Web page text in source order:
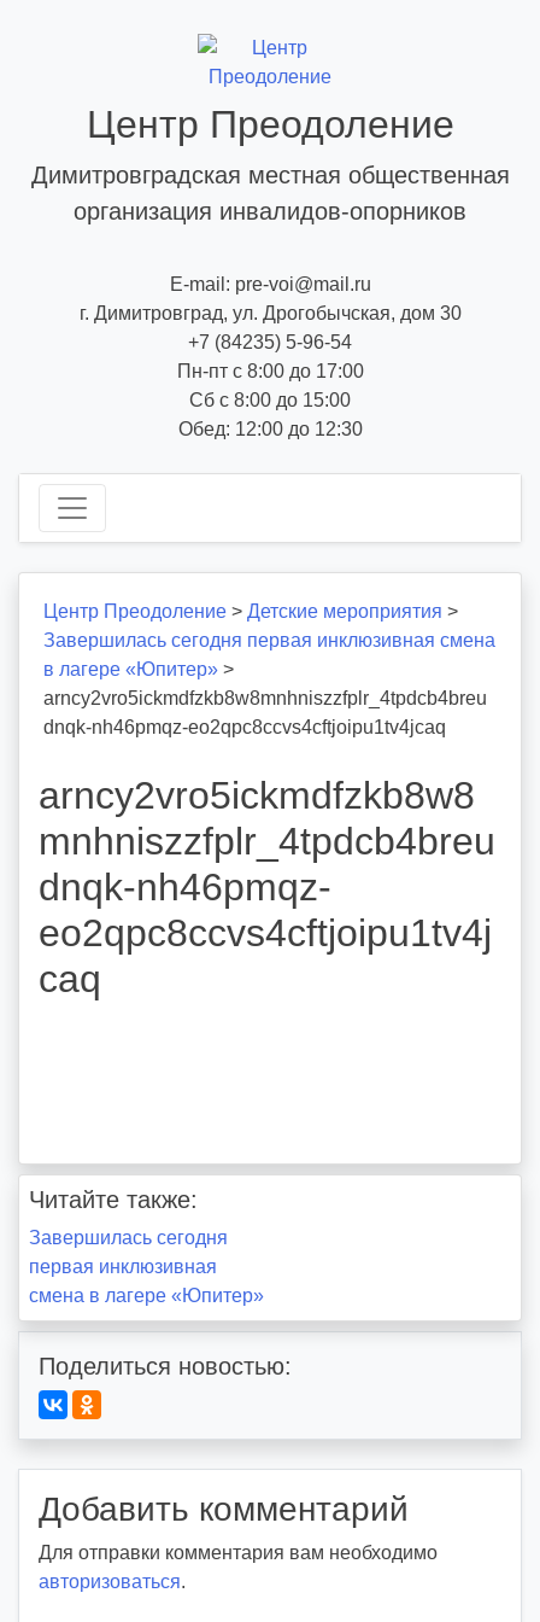
Центр Преодоление
Димитровградская местная общественная
организация инвалидов-опорников
E-mail: pre-voi@mail.ru
г. Димитровград, ул. Дрогобычская, дом 30
+7 (84235) 5-96-54
Пн-пт с 8:00 до 17:00
Сб с 8:00 до 15:00
Обед: 12:00 до 12:30
Центр Преодоление > Детские мероприятия >
Завершилась сегодня первая инклюзивная смена
в лагере «Юпитер» >
arncy2vro5ickmdfzkb8w8mnhniszzfplr_4tpdcb4breu
dnqk-nh46pmqz-eo2qpc8ccvs4cftjoipu1tv4jcaq
arncy2vro5ickmdfzkb8w8
mnhniszzfplr_4tpdcb4breu
dnqk-nh46pmqz-
eo2qpc8ccvs4cftjoipu1tv4j
caq
Читайте также:
Навигация
по
записям
Завершилась сегодня
первая инклюзивная
смена в лагере «Юпитер»
Поделиться новостью:
Добавить комментарий
Для отправки комментария вам необходимо
авторизоваться.